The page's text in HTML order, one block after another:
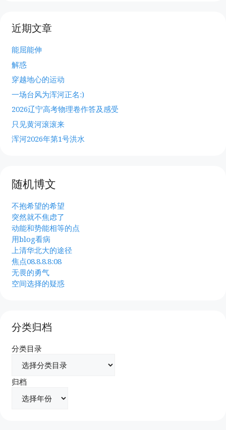
近期文章
能屈能伸
解惑
穿越地心的运动
一场台风为浑河正名:)
2026辽宁高考物理卷作答及感受
只见黄河滚滚来
浑河2026年第1号洪水
随机博文
不抱希望的希望
突然就不焦虑了
动能和势能相等的点
用blog看病
上清华北大的途径
焦点08.8.8.8:08
无畏的勇气
空间选择的疑惑
分类归档
分类目录
归档